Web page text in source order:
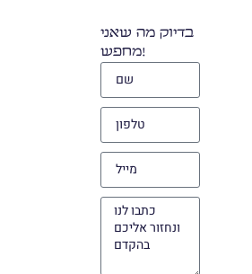
בדיוק מה שאני
מחפש!